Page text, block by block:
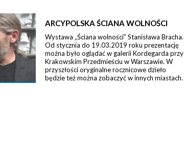
ARCYPOLSKA ŚCIANA WOLNOŚCI
Wystawa „Ściana wolności” Stanisława Bracha.
Od stycznia do 19.03.2019 roku prezentację
można było oglądać w galerii Kordegarda przy
Krakowskim Przedmieściu w Warszawie. W
przyszłości oryginalne rocznicowe dzieło
będzie też można zobaczyć w innych miastach.